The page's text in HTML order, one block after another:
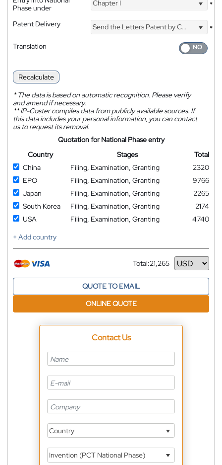
Phase under
Chapter I *
Patent Delivery Send the Letters Patent by Courier
*
Translation
Recalculate
*The data is based on automatic recognition. Please verify
and amend if necessary.
**IP-Coster compiles data from publicly available sources. If
this data includes your personal information, you can contact
us to request its removal.
Quotation for National Phase entry
Country
Stages
Total
China
Filing, Examination, Granting
2320
EPO
Filing, Examination, Granting
9766
Japan
Filing, Examination, Granting
2265
South Korea
Filing, Examination, Granting
2174
USA
Filing, Examination, Granting
4740
+ Add country
Total:21,265
Currency
QUOTE TO EMAIL
ONLINE QUOTE
Contact Us
Country
Invention (PCT National Phase)